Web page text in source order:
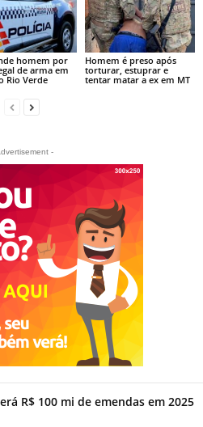
homem por
de arma em
Rio Verde
Homem é preso após
torturar, estuprar e
tentar matar a ex em MT
-
R$ 100 mi de emendas em 2025